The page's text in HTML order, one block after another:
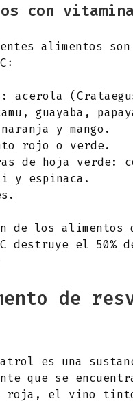
con
alimentos
acerola
guayaba,
y mango.
rojo o verde.
de hoja verde:
y espinaca.
de los alimentos
destruye el 50%
de
es una
que se
roja, el vino